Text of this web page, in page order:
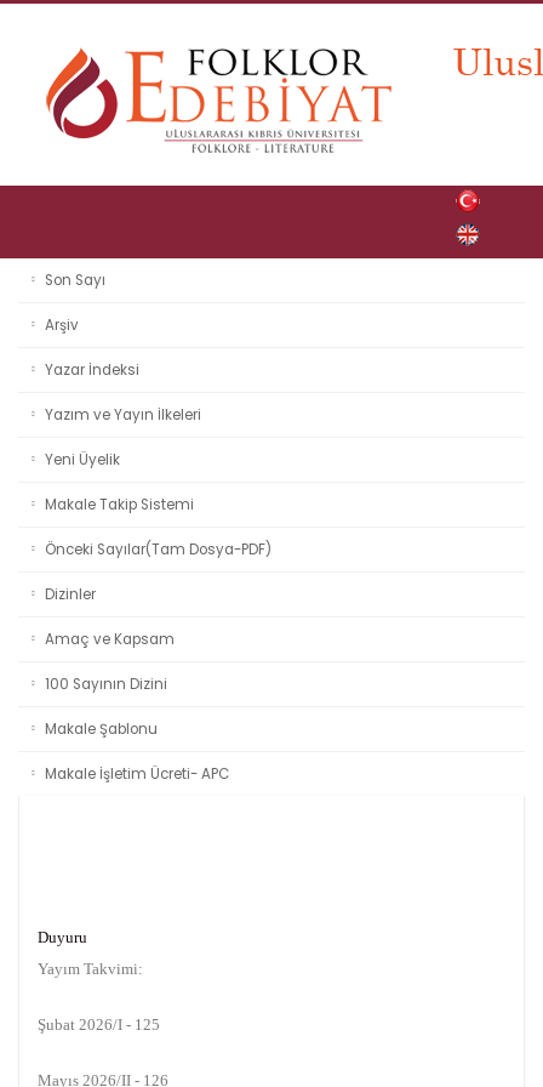
Son Sayı
Arşiv
Yazar İndeksi
Yazım ve Yayın İlkeleri
Yeni Üyelik
Makale Takip Sistemi
Önceki Sayılar(Tam Dosya-PDF)
Dizinler
Amaç ve Kapsam
100 Sayının Dizini
Makale Şablonu
Makale İşletim Ücreti- APC
Duyuru
Yayım Takvimi:
Şubat 2026/I - 125
Mayıs 2026/II - 126